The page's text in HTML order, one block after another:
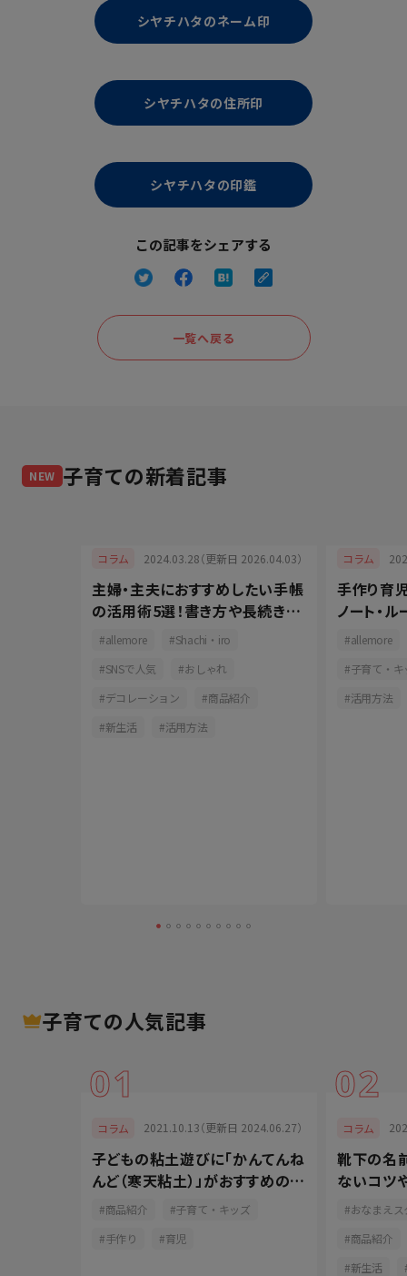
シヤチハタのネーム印
シヤチハタの住所印
シヤチハタの印鑑
この記事をシェアする
一覧へ戻る
NEW 子育ての新着記事
コラム 2024.03.28（更新日 2026.04.03）
主婦・主夫におすすめしたい手帳
の活用術5選！書き方や長続きの
コツをご紹介
allemore
Shachi・iro
SNSで人気
おしゃれ
デコレーション
商品紹介
新生活
活用方法
コラム
手作り育
ノート・
プ活用で
allemore
子育て・キ
活用方法
子育ての人気記事
01
コラム 2021.10.13（更新日 2024.06.27）
子どもの粘土遊びに「かんてんね
んど（寒天粘土）」がおすすめの理
由商品紹介
子育て・キッズ
手作り
育児
02
コラム
靴下の名
ないコツ
紹介
おなまえ
商品紹介
新生活